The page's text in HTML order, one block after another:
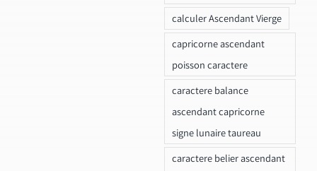
calculer Ascendant Vierge
capricorne ascendant
poisson caractere
caractere balance
ascendant capricorne
signe lunaire taureau
caractere belier ascendant